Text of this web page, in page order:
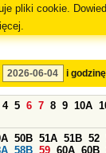
pliki cookie.
i
4 5 6 7 8 9 10A
50B 51A 51B 52
58B 59 60A 60B